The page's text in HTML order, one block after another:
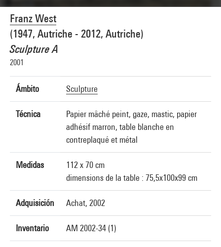
Franz West
(1947, Autriche - 2012, Autriche)
Sculpture A
2001
Ámbito Sculpture
Técnica
Papier mâché peint, gaze, mastic, papier
adhésif marron, table blanche en
contreplaqué et métal
Medidas
112 x 70 cm
dimensions de la table : 75,5x100x99 cm
Adquisición Achat, 2002
Inventario AM 2002-34 (1)